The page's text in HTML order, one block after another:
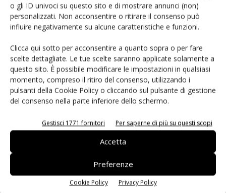
o gli ID univoci su questo sito e di mostrare annunci (non)
personalizzati. Non acconsentire o ritirare il consenso può
influire negativamente su alcune caratteristiche e funzioni.
Clicca qui sotto per acconsentire a quanto sopra o per fare
scelte dettagliate. Le tue scelte saranno applicate solamente a
questo sito. È possibile modificare le impostazioni in qualsiasi
momento, compreso il ritiro del consenso, utilizzando i
pulsanti della Cookie Policy o cliccando sul pulsante di gestione
del consenso nella parte inferiore dello schermo.
Gestisci 1771 fornitori Per saperne di più su questi scopi
Accetta
Preferenze
Cookie Policy Privacy Policy
Non è una susina: è Metis… e può rivoluzionare la
categoria
Andamento prezzi ortofrutta in Italia al 27 luglio
2026
Leonardo Odorizzi: “Dobbiamo creare stupore nel
punto di vendita” #vocidellortofrutta
Known-You Seed Europa e Consorzio Dolce
Passione puntano sull’innovazione del cocomero